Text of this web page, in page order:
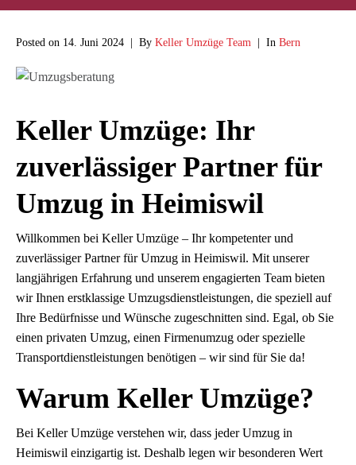
Posted on 14. Juni 2024 By Keller Umzüge Team In Bern
Keller Umzüge: Ihr
zuverlässiger Partner für
Umzug in Heimiswil
Willkommen bei Keller Umzüge – Ihr kompetenter und
zuverlässiger Partner für Umzug in Heimiswil. Mit unserer
langjährigen Erfahrung und unserem engagierten Team bieten
wir Ihnen erstklassige Umzugsdienstleistungen, die speziell auf
Ihre Bedürfnisse und Wünsche zugeschnitten sind. Egal, ob Sie
einen privaten Umzug, einen Firmenumzug oder spezielle
Transportdienstleistungen benötigen – wir sind für Sie da!
Warum Keller Umzüge?
Bei Keller Umzüge verstehen wir, dass jeder Umzug in
Heimiswil einzigartig ist. Deshalb legen wir besonderen Wert